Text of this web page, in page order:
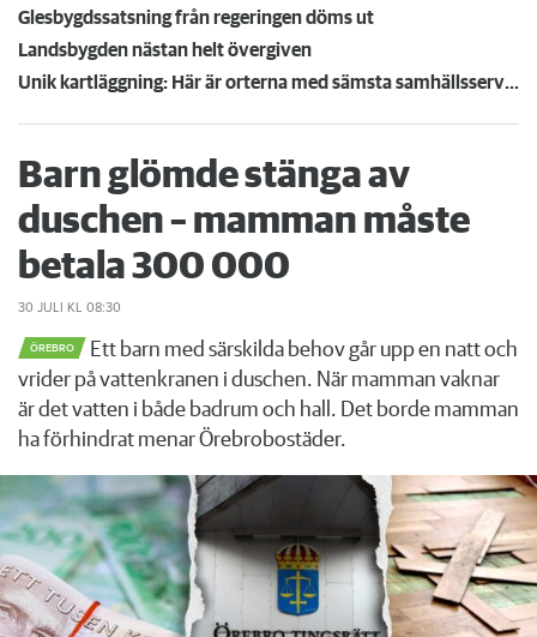
Glesbygdssatsning från regeringen döms ut
Landsbygden nästan helt övergiven
Unik kartläggning: Här är orterna med sämsta samhällsservicen
Barn glömde stänga av
duschen – mamman måste
betala 300 000
30 JULI KL 08:30
ÖREBRO
Ett barn med särskilda behov går upp en natt och
vrider på vattenkranen i duschen. När mamman vaknar
är det vatten i både badrum och hall. Det borde mamman
ha förhindrat menar Örebrobostäder.